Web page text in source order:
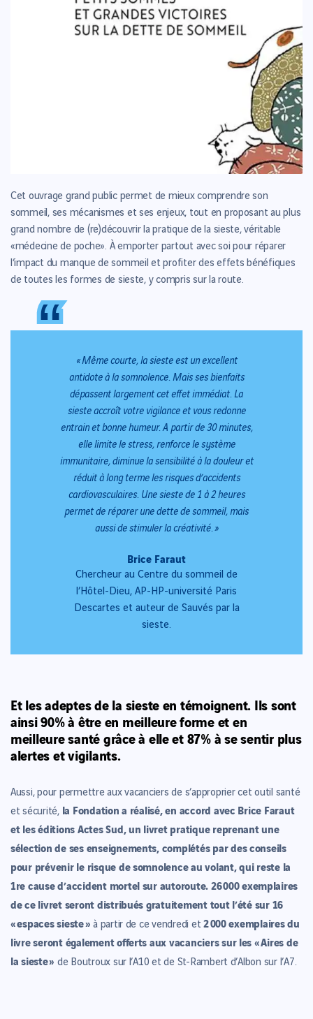
Cet ouvrage grand public permet de mieux comprendre son
sommeil, ses mécanismes et ses enjeux, tout en proposant au plus
grand nombre de (re)découvrir la pratique de la sieste, véritable
«médecine de poche». À emporter partout avec soi pour réparer
l’impact du manque de sommeil et profiter des effets bénéfiques
de toutes les formes de sieste, y compris sur la route.
“
“
« Même courte, la sieste est un excellent
antidote à la somnolence. Mais ses bienfaits
dépassent largement cet effet immédiat. La
sieste accroît votre vigilance et vous redonne
entrain et bonne humeur. A partir de 30 minutes,
elle limite le stress, renforce le système
immunitaire, diminue la sensibilité à la douleur et
réduit à long terme les risques d’accidents
cardiovasculaires. Une sieste de 1 à 2 heures
permet de réparer une dette de sommeil, mais
aussi de stimuler la créativité. »
Brice Faraut
Chercheur au Centre du sommeil de
l’Hôtel-Dieu, AP-HP-université Paris
Descartes et auteur de Sauvés par la
sieste.
Et les adeptes de la sieste en témoignent. Ils sont
ainsi 90% à être en meilleure forme et en
meilleure santé grâce à elle et 87% à se sentir plus
alertes et vigilants.
Aussi, pour permettre aux vacanciers de s’approprier cet outil santé
et sécurité, la Fondation a réalisé, en accord avec Brice Faraut
et les éditions Actes Sud, un livret pratique reprenant une
sélection de ses enseignements, complétés par des conseils
pour prévenir le risque de somnolence au volant, qui reste la
1re cause d’accident mortel sur autoroute.26 000 exemplaires
de ce livret seront distribués gratuitement tout l’été sur 16
« espaces sieste »à partir de ce vendredi et 2 000 exemplaires du
livre seront également offerts aux vacanciers sur les « Aires de
la sieste » de Boutroux sur l’A10 et de St-Rambert d’Albon sur l’A7.